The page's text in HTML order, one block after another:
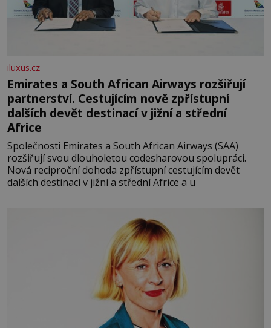
iluxus.cz
Emirates a South African Airways rozšiřují
partnerství. Cestujícím nově zpřístupní
dalších devět destinací v jižní a střední
Africe
Společnosti Emirates a South African Airways (SAA)
rozšiřují svou dlouholetou codesharovou spolupráci.
Nová reciproční dohoda zpřístupní cestujícím devět
dalších destinací v jižní a střední Africe a u